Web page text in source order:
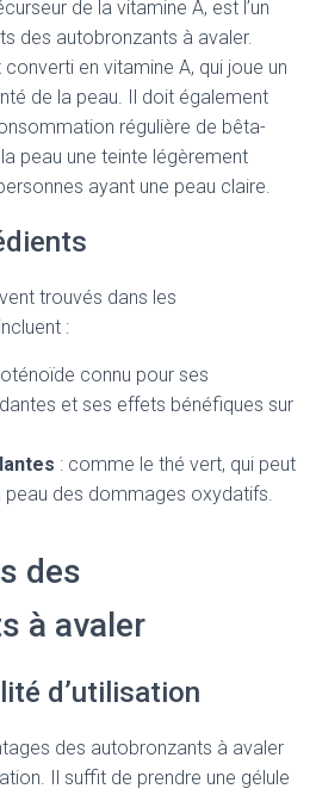
de la vitamine A, est l’un
des autobronzants à avaler.
converti en vitamine A, qui joue un
de la peau. Il doit également
régulière de bêta-
peau une teinte légèrement
ayant une peau claire.
trouvés dans les
:
connu pour ses
et ses effets bénéfiques sur
: comme le thé vert, qui peut
peau des dommages oxydatifs.
des
à avaler
d’utilisation
des autobronzants à avaler
Il suffit de prendre une gélule